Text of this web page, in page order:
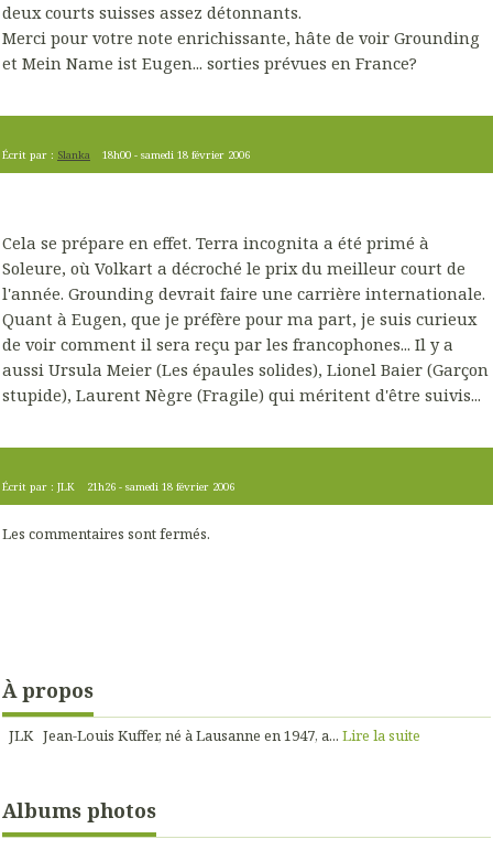
deux courts suisses assez détonnants.
Merci pour votre note enrichissante, hâte de voir Grounding
et Mein Name ist Eugen... sorties prévues en France?
Écrit par : Slanka 18h00 -samedi 18 février 2006
Cela se prépare en effet. Terra incognita a été primé à
Soleure, où Volkart a décroché le prix du meilleur court de
l'année. Grounding devrait faire une carrière internationale.
Quant à Eugen, que je préfère pour ma part, je suis curieux
de voir comment il sera reçu par les francophones... Il y a
aussi Ursula Meier (Les épaules solides), Lionel Baier (Garçon
stupide), Laurent Nègre (Fragile) qui méritent d'être suivis...
Écrit par : JLK 21h26 -samedi 18 février 2006
Les commentaires sont fermés.
À propos
JLK Jean-Louis Kuffer, né à Lausanne en 1947, a... Lire la suite
Albums photos